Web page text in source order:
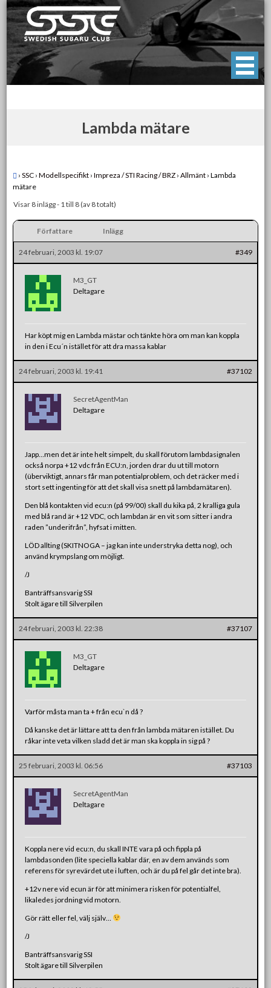
Skip
to
content
Swedish Subaru Club
För oss som älskar Subaru!
Lambda mätare
› SSC › Modellspecifikt › Impreza / STI Racing / BRZ › Allmänt › Lambda
mätare
Visar 8 inlägg - 1 till 8 (av 8 totalt)
Författare Inlägg
24 februari, 2003 kl. 19:07 #349
M3_GT
Deltagare
Har köpt mig en Lambda mästar och tänkte höra om man kan koppla
in den i Ecu´n istället för att dra massa kablar
24 februari, 2003 kl. 19:41 #37102
SecretAgentMan
Deltagare
Japp…men det är inte helt simpelt, du skall förutom lambdasignalen
också norpa +12 vdc från ECU:n, jorden drar du ut till motorn
(überviktigt, annars får man potentialproblem, och det räcker med i
stort sett ingenting för att det skall visa snett på lambdamätaren).
Den blå kontakten vid ecu:n (på 99/00) skall du kika på, 2 kralliga gula
med blå rand är +12 VDC, och lambdan är en vit som sitter i andra
raden ”underifrån”, hyfsat i mitten.
LÖD allting (SKITNOGA – jag kan inte understryka detta nog), och
använd krympslang om möjligt.
/J
Banträffsansvarig SSI
Stolt ägare till Silverpilen
24 februari, 2003 kl. 22:38 #37107
M3_GT
Deltagare
Varför måsta man ta + från ecu`n då ?
Då kanske det är lättare att ta den från lambda mätaren istället. Du
råkar inte veta vilken sladd det är man ska koppla in sig på ?
25 februari, 2003 kl. 06:56 #37103
SecretAgentMan
Deltagare
Koppla nere vid ecu:n, du skall INTE vara på och fippla på
lambdasonden (lite speciella kablar där, en av dem används som
referens för syrevärdet ute i luften, och är du på fel går det inte bra).
+12v nere vid ecun är för att minimera risken för potentialfel,
likaledes jordning vid motorn.
Gör rätt eller fel, välj själv…
/J
Banträffsansvarig SSI
Stolt ägare till Silverpilen